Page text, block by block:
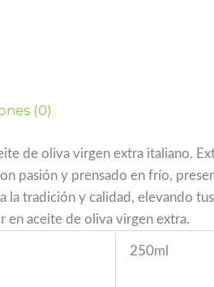
(0)
de oliva virgen extra italiano.
pasión y prensado en frío,
tradición y calidad, elevando
en aceite de oliva virgen extra.
250ml